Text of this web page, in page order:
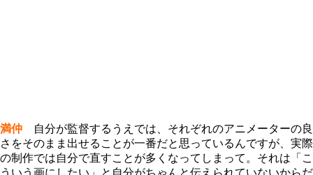
満仲 自分が監督するうえでは、それぞれのアニメーターの良
さをそのまま出せることが一番だと思っているんですが、実際
の制作では自分で直すことが多くなってしまって。それは「こ
ういう画にしたい」と自分がちゃんと伝えられていないからだ